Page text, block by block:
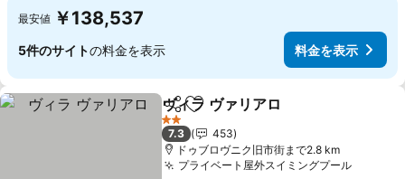
最安値 ￥138,537
5件のサイトの料金を表示 料金を表示
シェアお気に入りに追加
ヴィラ ヴァリアロ
2 ホテルのランク
7.3
453
ドゥブロヴニク旧市街まで2.8 km
プライベート屋外スイミングプール料金を